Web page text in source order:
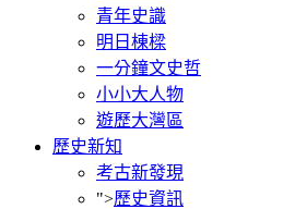
青年史識
明日棟樑
一分鐘文史哲
小小大人物
遊歷大灣區
歷史新知
考古新發現
">歷史資訊